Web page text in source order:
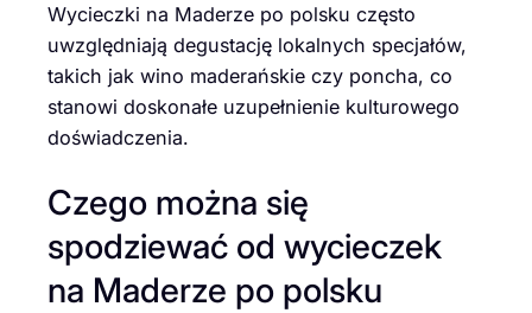
Wycieczki na Maderze po polsku często
uwzględniają degustację lokalnych specjałów,
takich jak wino maderańskie czy poncha, co
stanowi doskonałe uzupełnienie kulturowego
doświadczenia.
Czego można się
spodziewać od wycieczek
na Maderze po polsku